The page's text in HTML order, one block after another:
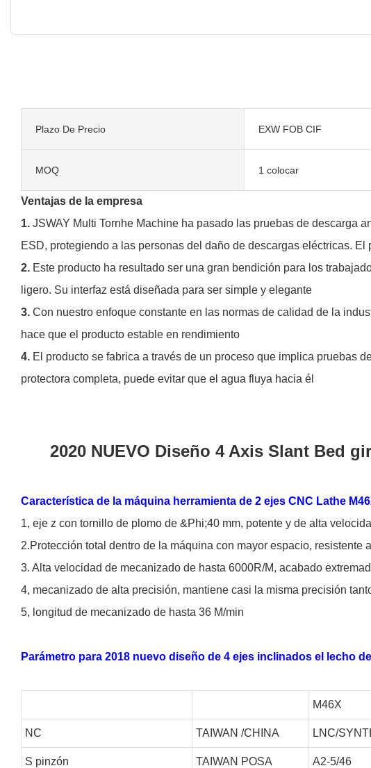
Plazo De Precio EXW FOB CIF
MOQ 1 colocar
Ventajas de la empresa
1. JSWAY Multi Tornhe Machine ha pasado las pruebas de descarga
ESD, protegiendo a las personas del daño de descargas eléctricas.
2. Este producto ha resultado ser una gran bendición para los
ligero. Su interfaz está diseñada para ser simple y elegante
3. Con nuestro enfoque constante en las normas de calidad de la
hace que el producto estable en rendimiento
4. El producto se fabrica a través de un proceso que implica pruebas
protectora completa, puede evitar que el agua fluya hacia él
2020 NUEVO Diseño 4 Axis Slant Bed
Característica de la máquina herramienta de 2 ejes CNC Lathe
1, eje z con tornillo de plomo de &Phi;40 mm, potente y de alta
2.Protección total dentro de la máquina con mayor espacio, resistente
3. Alta velocidad de mecanizado de hasta 6000R/M, acabado
4, mecanizado de alta precisión, mantiene casi la misma precisión
5, longitud de mecanizado de hasta 36 M/min
Parámetro para 2018 nuevo diseño de 4 ejes inclinados el lecho
M46X
NC TAIWAN /CHINA LNC/
S pinzón TAIWAN POSA A2-5/46